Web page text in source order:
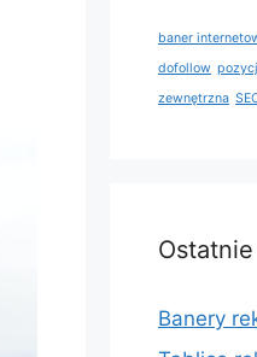
baner
dofollow
zewnętrzna
Banery